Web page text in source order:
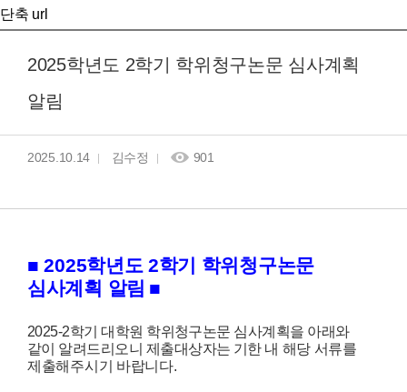
단축 url
2025학년도 2학기 학위청구논문 심사계획
알림
2025.10.14 김수정 901
■ 2025학년도 2학기 학위청구논문
심사계획 알림 ■
2025-2학기 대학원 학위청구논문 심사계획을 아래와
같이 알려드리오니 제출대상자는 기한 내 해당 서류를
제출해주시기 바랍니다.